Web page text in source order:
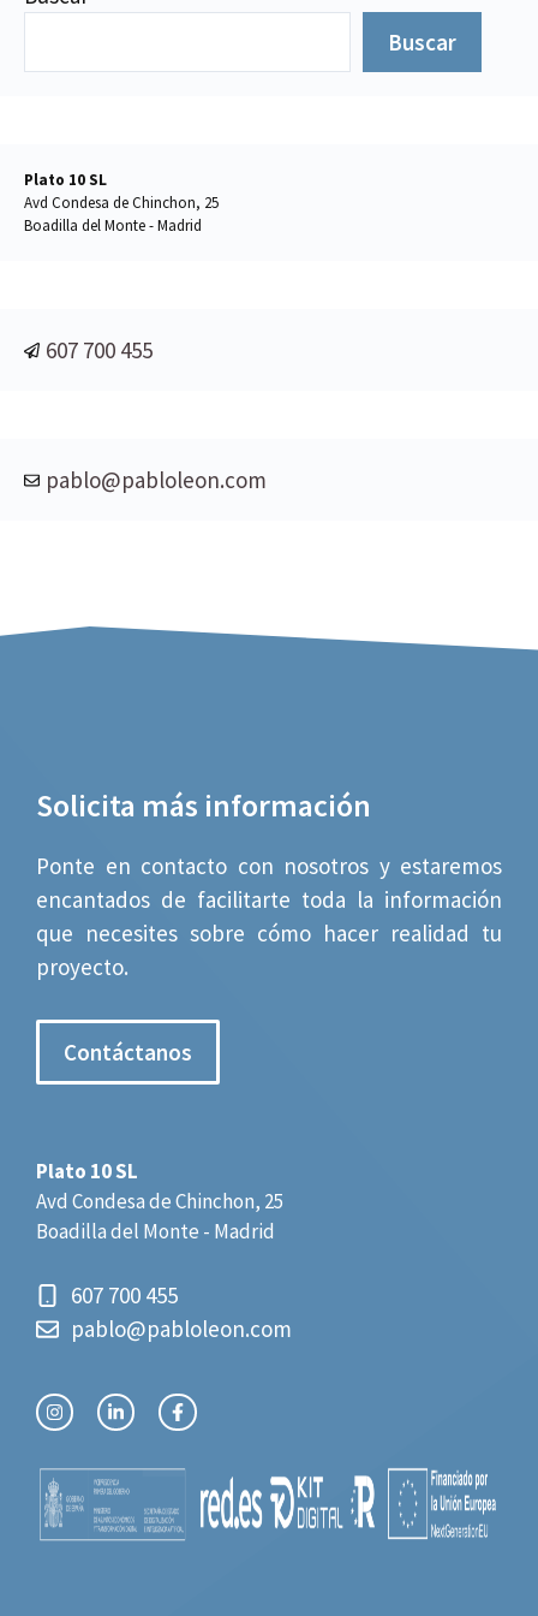
Buscar
Plato 10 SL
Avd Condesa de Chinchon, 25
Boadilla del Monte - Madrid
607 700 455
pablo@pabloleon.com
Solicita más información
Ponte en contacto con nosotros y estaremos
encantados de facilitarte toda la información
que necesites sobre cómo hacer realidad tu
proyecto.
Contáctanos
Plato 10 SL
Avd Condesa de Chinchon, 25
Boadilla del Monte - Madrid
607 700 455
pablo@pabloleon.com